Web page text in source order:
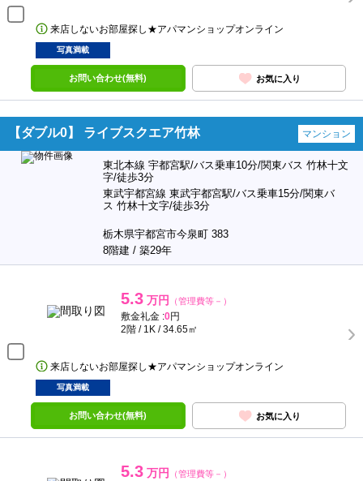
来店しないお部屋探し★アパマンショップオンライン
写真満載
お問い合わせ(無料) お気に入り
【ダブル0】 ライブスクエア竹林 マンション
東北本線 宇都宮駅/バス乗車10分/関東バス 竹林十文
字/徒歩3分
東武宇都宮線 東武宇都宮駅/バス乗車15分/関東バ
ス 竹林十文字/徒歩3分
栃木県宇都宮市今泉町 383
8階建 / 築29年
5.3 万円 （管理費等－）
敷金礼金 :0円
2階 / 1K / 34.65㎡
来店しないお部屋探し★アパマンショップオンライン
写真満載
お問い合わせ(無料) お気に入り
5.3 万円 （管理費等－）